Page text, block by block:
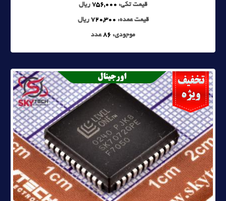
قیمت تکی: 756,000 ریال
قیمت عمده: 720,300 ریال
موجودی: 86عدد